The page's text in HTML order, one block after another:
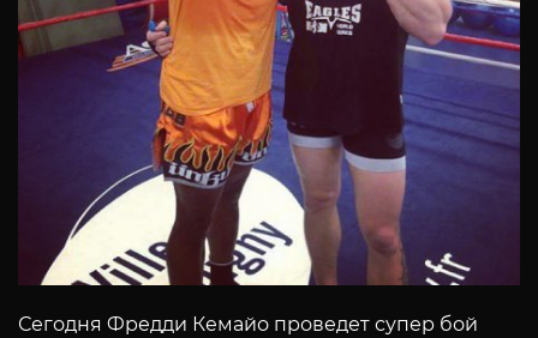
Сегодня Фредди Кемайо проведет супер бой